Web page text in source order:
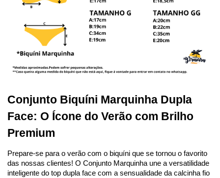
Conjunto Biquíni Marquinha Dupla
Face: O Ícone do Verão com Brilho
Premium
Prepare-se para o verão com o biquíni que se tornou o favorito
das nossas clientes! O Conjunto Marquinha une a versatilidade
inteligente do top dupla face com a sensualidade da calcinha fio